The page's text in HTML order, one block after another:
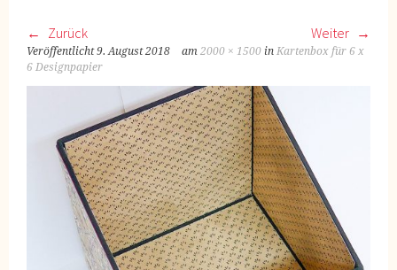
Zurück Weiter
Veröffentlicht9. August 2018 am2000 × 1500 inKartenbox für 6 x
6 Designpapier